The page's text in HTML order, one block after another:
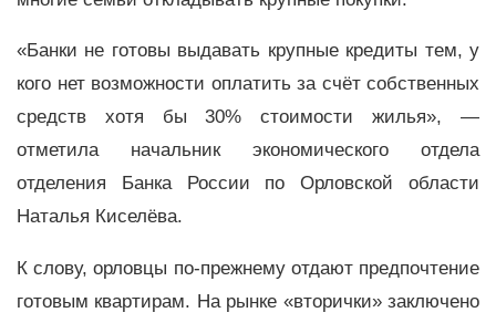
«Банки не готовы выдавать крупные кредиты тем, у
кого нет возможности оплатить за счёт собственных
средств хотя бы 30% стоимости жилья», —
отметила начальник экономического отдела
отделения Банка России по Орловской области
Наталья Киселёва.
К слову, орловцы по-прежнему отдают предпочтение
готовым квартирам. На рынке «вторички» заключено